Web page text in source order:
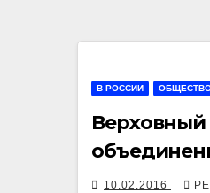
В РОССИИ
Верховный
10.02.2016